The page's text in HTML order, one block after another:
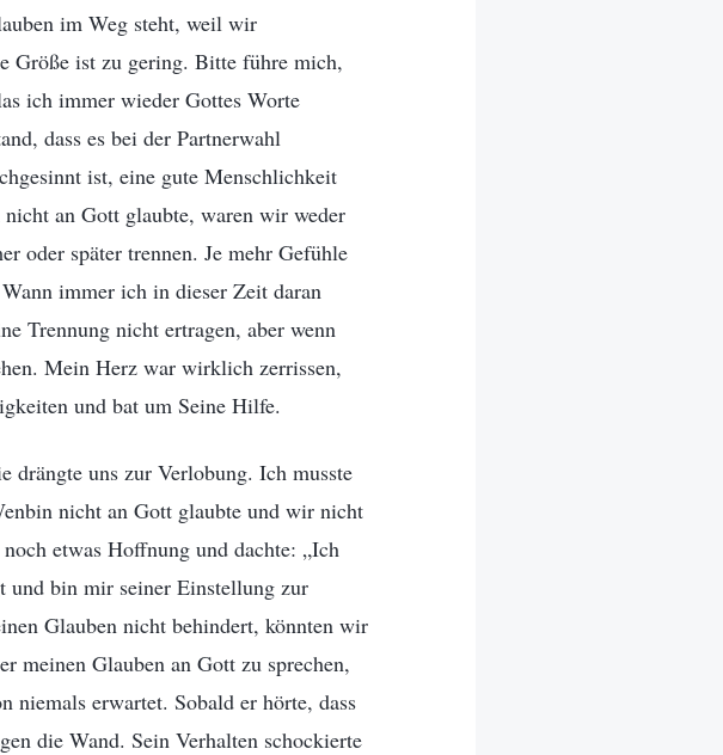
im Weg steht, weil wir
Größe ist zu gering. Bitte führe mich,
ich immer wieder Gottes Worte
dass es bei der Partnerwahl
ist, eine gute Menschlichkeit
an Gott glaubte, waren wir weder
oder später trennen. Je mehr Gefühle
immer ich in dieser Zeit daran
Trennung nicht ertragen, aber wenn
Mein Herz war wirklich zerrissen,
und bat um Seine Hilfe.
drängte uns zur Verlobung. Ich musste
nicht an Gott glaubte und wir nicht
etwas Hoffnung und dachte: „Ich
und bin mir seiner Einstellung zur
Glauben nicht behindert, könnten wir
meinen Glauben an Gott zu sprechen,
niemals erwartet. Sobald er hörte, dass
die Wand. Sein Verhalten schockierte